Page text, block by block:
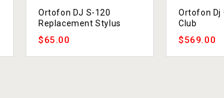
Ortofon DJ S-120
Replacement Stylus
$65.00
Ortofon Dj
Club
$569.00